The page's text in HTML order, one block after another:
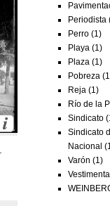
Periodista
Perro (1)
Playa (1)
Plaza (1)
Pobreza
Reja (1)
Río de la
Sindicato
Sindicato
Nacional
Varón (1)